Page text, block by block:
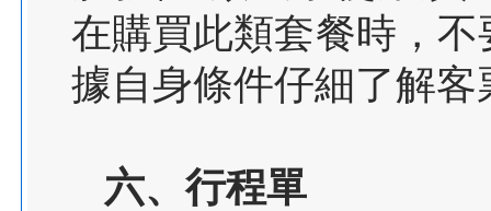
在購買此類套餐時，
據自身條件仔細了解
六、行程單